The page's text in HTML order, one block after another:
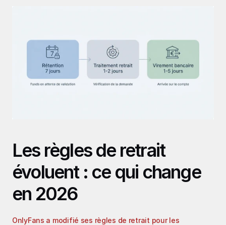
Les règles de retrait
évoluent : ce qui change
en 2026
OnlyFans a modifié ses règles de retrait pour les